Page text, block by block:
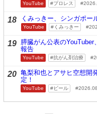
YouTube プロレス
18 くみっきー、シンガポー
YouTube くみっきー
19 膵臓がん公表の
報告
YouTube 抗がん剤治療
20 亀梨和也とアサヒ空想開
定！
YouTube ビール